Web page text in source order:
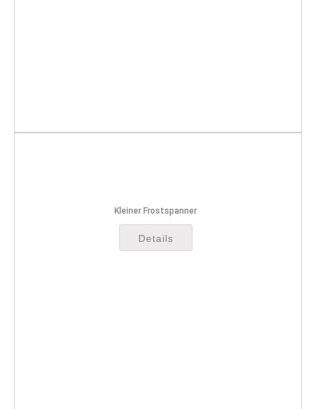
Kleiner Frostspanner
Details